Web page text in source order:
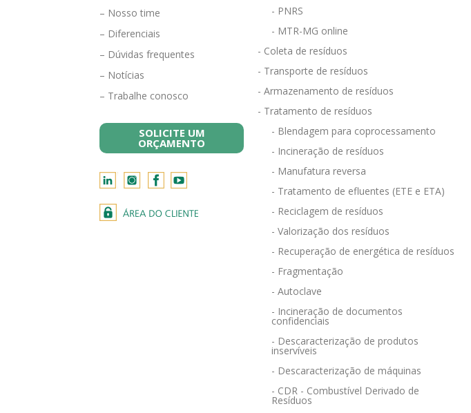
– Nosso time
– Diferenciais
– Dúvidas frequentes
– Notícias
– Trabalhe conosco
SOLICITE UM
ORÇAMENTO
- PNRS
- MTR-MG online
- Coleta de resíduos
- Transporte de resíduos
- Armazenamento de resíduos
- Tratamento de resíduos
- Blendagem para coprocessamento
- Incineração de resíduos
- Manufatura reversa
- Tratamento de efluentes (ETE e ETA)
- Reciclagem de resíduos
- Valorização dos resíduos
- Recuperação de energética de resíduos
- Fragmentação
- Autoclave
- Incineração de documentos
confidenciais
- Descaracterização de produtos
inservíveis
- Descaracterização de máquinas
- CDR - Combustível Derivado de
Resíduos